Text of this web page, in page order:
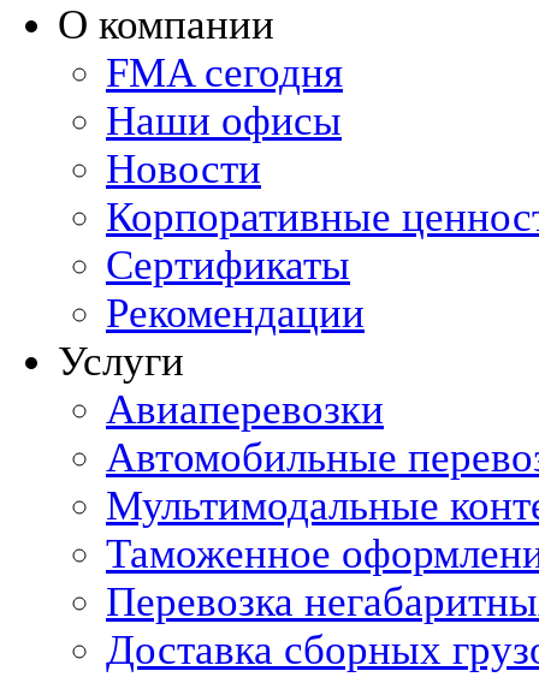
О компании
FMA сегодня
Наши офисы
Новости
Корпоративные
Сертификаты
Рекомендации
Услуги
Авиаперевозки
Автомобильные
Мультимодальные
Таможенное
Перевозка
Доставка сборных